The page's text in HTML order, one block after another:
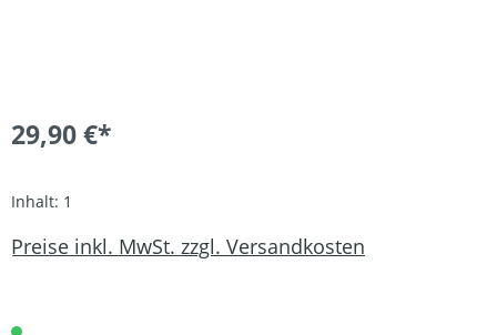
29,90 €*
Inhalt: 1
Preise inkl. MwSt. zzgl. Versandkosten